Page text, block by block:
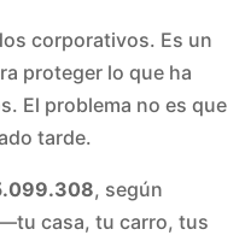
corporativos. Es un
proteger lo que ha
El problema no es que
tarde.
, según
casa, tu carro, tus